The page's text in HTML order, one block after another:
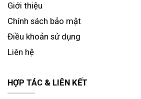
Giới thiệu
Chính sách bảo mật
Điều khoản sử dụng
Liên hệ
HỢP TÁC & LIÊN KẾT